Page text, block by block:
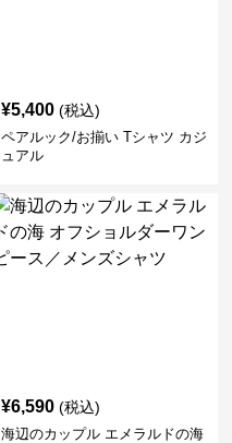
¥5,400 (税込)
ペアルック/お揃い Tシャツ カジ
ュアル
¥6,590 (税込)
海辺のカップル エメラルドの海